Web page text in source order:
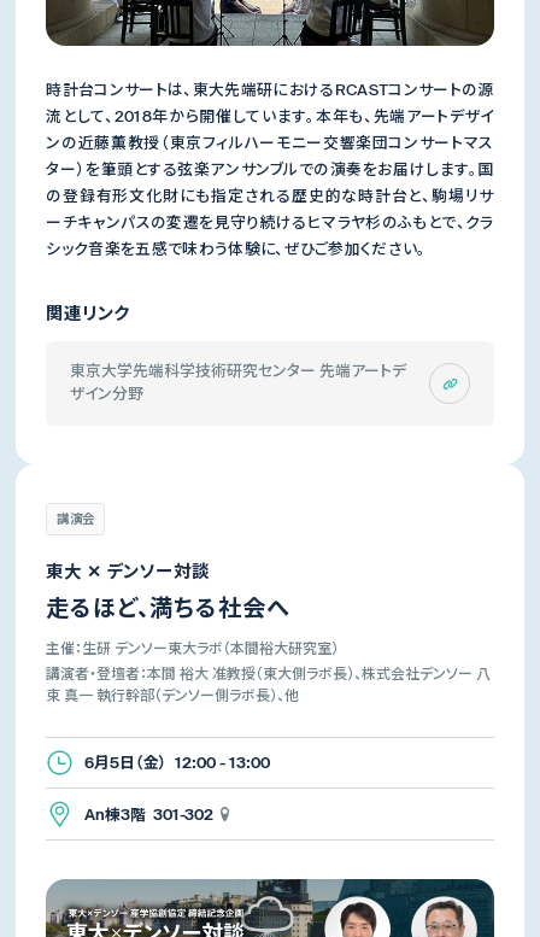
時計台コンサートは、東大先端研におけるRCASTコンサートの源
流として、2018年から開催しています。本年も、先端アートデザイ
ンの近藤薫教授（東京フィルハーモニー交響楽団コンサートマス
ター）を筆頭とする弦楽アンサンブルでの演奏をお届けします。国
の登録有形文化財にも指定される歴史的な時計台と、駒場リサ
ーチキャンパスの変遷を見守り続けるヒマラヤ杉のふもとで、クラ
シック音楽を五感で味わう体験に、ぜひご参加ください。
関連リンク
東京大学先端科学技術研究センター 先端アートデ
ザイン分野
講演会
東大 ✕ デンソー対談
走るほど、満ちる社会へ
主催：生研 デンソー東大ラボ（本間裕大研究室）
講演者・登壇者：本間 裕大 准教授（東大側ラボ長）、株式会社デンソー 八
束 真一 執行幹部（デンソー側ラボ長）、他
6月5日（金） 12:00 - 13:00
An棟3階 301-302